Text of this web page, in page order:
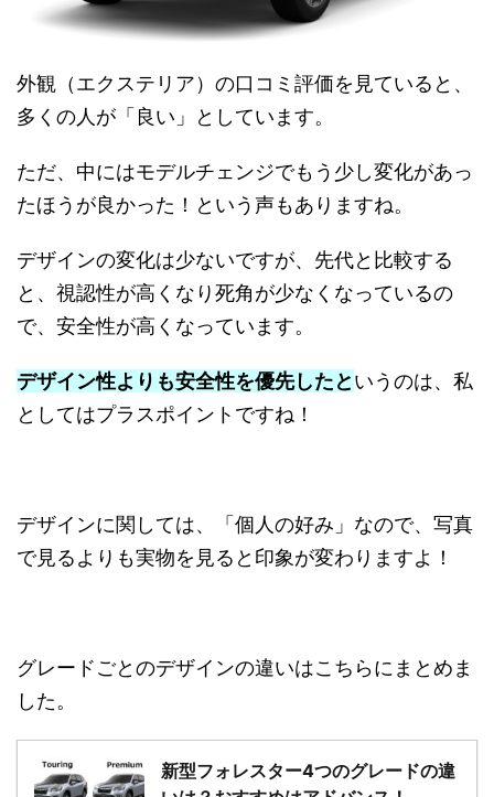
外観（エクステリア）の口コミ評価を見ていると、
多くの人が「良い」としています。
ただ、中にはモデルチェンジでもう少し変化があっ
たほうが良かった！という声もありますね。
デザインの変化は少ないですが、先代と比較する
と、視認性が高くなり死角が少なくなっているの
で、安全性が高くなっています。
デザイン性よりも安全性を優先したというのは、私
としてはプラスポイントですね！
デザインに関しては、「個人の好み」なので、写真
で見るよりも実物を見ると印象が変わりますよ！
グレードごとのデザインの違いはこちらにまとめま
した。
新型フォレスター4つのグレードの違